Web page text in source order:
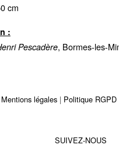
cm
:
Pescadère, Bormes-les-
Mentions légales Politique RGPD
SUIVEZ-NOUS